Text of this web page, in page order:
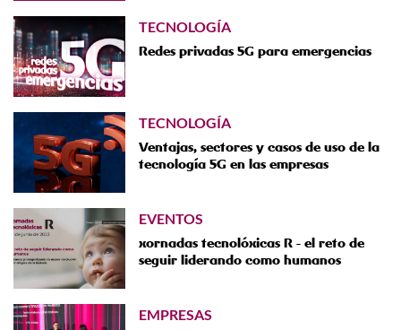
TECNOLOGÍA
Redes privadas 5G para emergencias
TECNOLOGÍA
Ventajas, sectores y casos de uso de la
tecnología 5G en las empresas
EVENTOS
xornadas tecnolóxicas R - el reto de
seguir liderando como humanos
EMPRESAS